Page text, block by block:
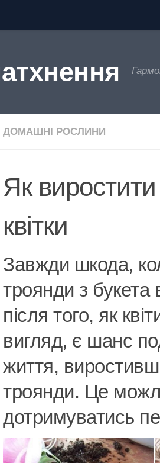
ДОМАШНІ РОСЛИНИ
Як виростити
квітки
Завжди шкода,
троянди з букета
після того, як
вигляд, є шанс
життя,
троянди. Це
дотримуватись